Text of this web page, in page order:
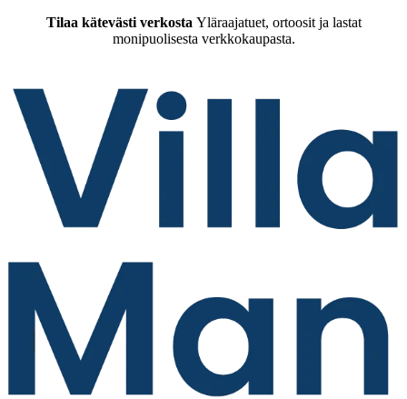
Tilaa kätevästi verkosta Yläraajatuet, ortoosit ja lastat
monipuolisesta verkkokaupasta.